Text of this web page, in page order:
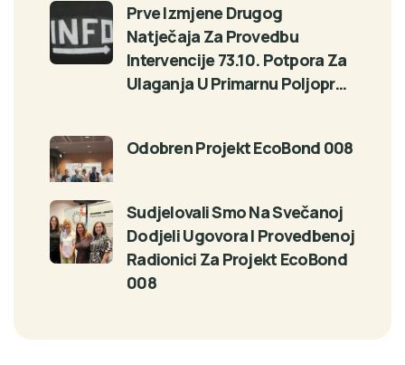
Prve Izmjene Drugog
Natječaja Za Provedbu
Intervencije 73.10. Potpora Za
Ulaganja U Primarnu Poljopr…
Odobren Projekt EcoBond 008
Sudjelovali Smo Na Svečanoj
Dodjeli Ugovora I Provedbenoj
Radionici Za Projekt EcoBond
008